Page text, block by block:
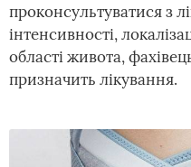
проконсультуватися з
інтенсивності,
області живота,
призначить лікування.